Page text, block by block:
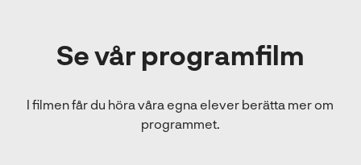
Se vår programfilm
I filmen får du höra våra egna elever berätta mer om
programmet.